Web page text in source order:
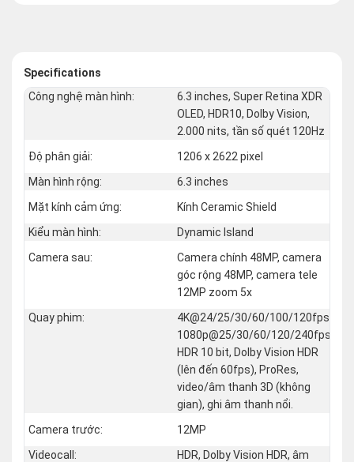
Specifications
Công nghệ màn hình:
6.3 inches, Super Retina XDR
OLED, HDR10, Dolby Vision,
2.000 nits, tần số quét 120Hz
Độ phân giải:
1206 x 2622 pixel
Màn hình rộng:
6.3 inches
Mặt kính cảm ứng:
Kính Ceramic Shield
Kiểu màn hình:
Dynamic Island
Camera sau:
Camera chính 48MP, camera
góc rộng 48MP, camera tele
12MP zoom 5x
Quay phim:
4K@24/25/30/60/100/120fps,
1080p@25/30/60/120/240fps,
HDR 10 bit, Dolby Vision HDR
(lên đến 60fps), ProRes,
video/âm thanh 3D (không
gian), ghi âm thanh nổi.
Camera trước:
12MP
Videocall:
HDR, Dolby Vision HDR, âm